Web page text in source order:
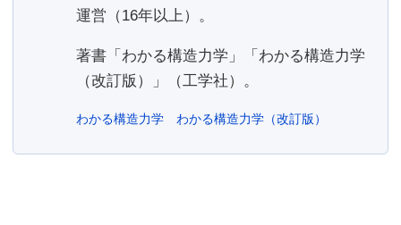
運営（16年以上）。
著書「わかる構造力学」「わかる構造力学
（改訂版）」（工学社）。
わかる構造力学 わかる構造力学（改訂版）